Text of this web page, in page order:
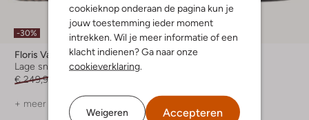
cookieknop onderaan de pagina kun je
jouw toestemming ieder moment
intrekken. Wil je meer informatie of een
klacht indienen? Ga naar onze
cookieverklaring.
Weigeren Accepteren
-30%
Floris Van Bommel
Lage sneakers
€ 249,99
+ meer kleuren
Laatste maten
-30%
Floris Van Bommel
+ meer kleuren